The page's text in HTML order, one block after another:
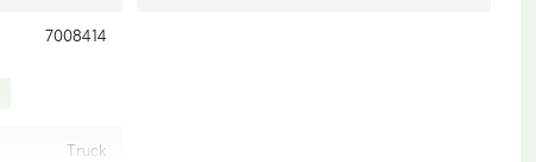
7008414
Truck